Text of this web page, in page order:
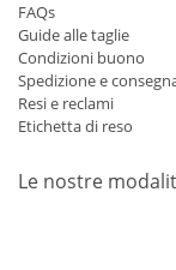
FAQs
Guide alle taglie
Condizioni buono
Spedizione e
Resi e reclami
Etichetta di reso
Le nostre